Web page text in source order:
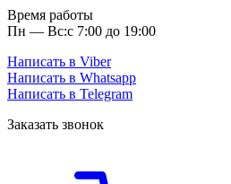
Время работы
Пн — Вс:с 7:00 до 19:00
Написать в Viber
Написать в Whatsapp
Написать в Telegram
Заказать звонок